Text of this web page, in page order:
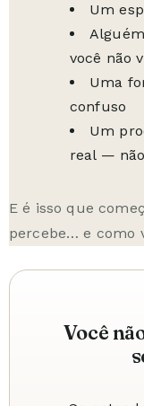
Um
você não
Uma
confuso
Um
real —
E é isso que
percebe… e como
Você